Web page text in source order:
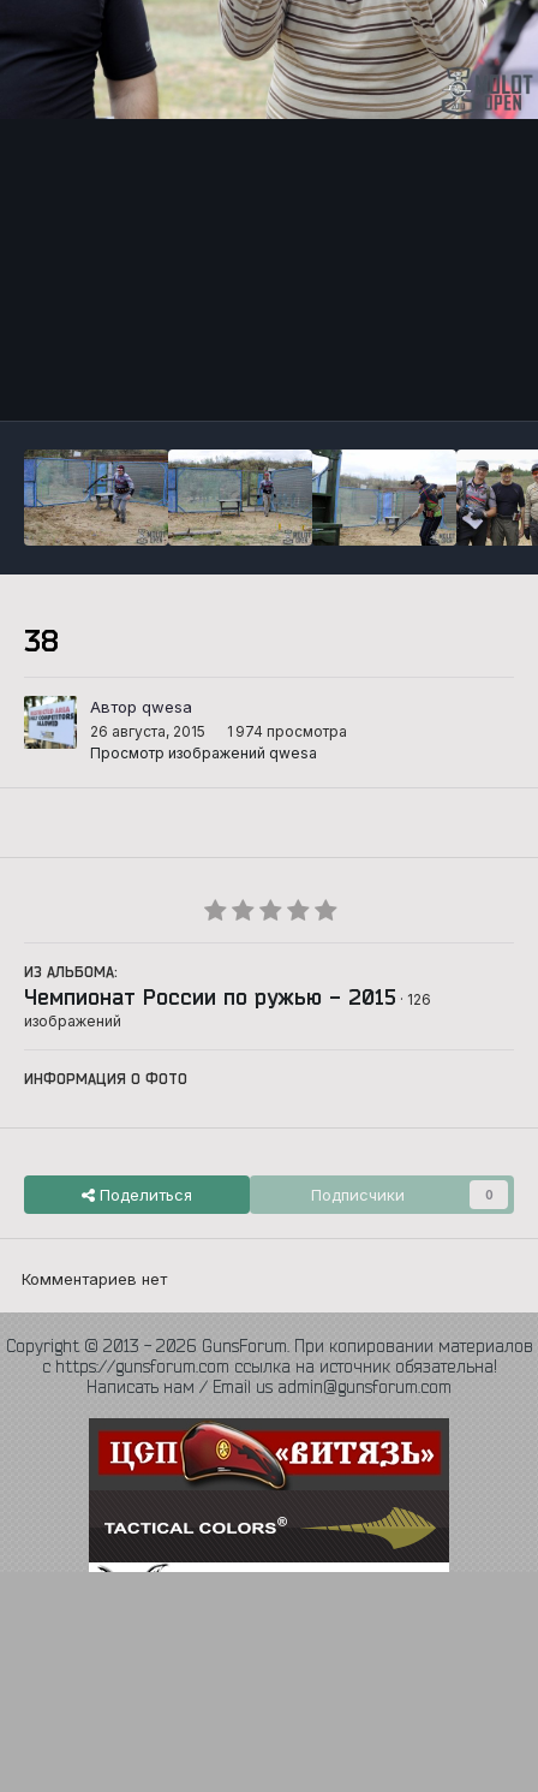
38
Автор qwesa
26 августа, 2015
1 974 просмотра
Просмотр изображений qwesa
ИЗ АЛЬБОМА:
Чемпионат России по ружью - 2015 · 126
изображений
ИНФОРМАЦИЯ О ФОТО
Поделиться Подписчики 0
Комментариев нет
Copyright © 2013 - 2026 GunsForum. При копировании материалов
с https://gunsforum.com ссылка на источник обязательна!
Написать нам / Email us admin@gunsforum.com